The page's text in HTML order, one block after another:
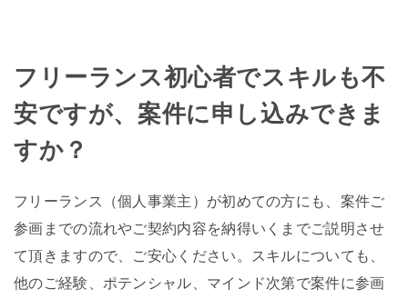
フリーランス初心者でスキルも不
安ですが、案件に申し込みできま
すか？
フリーランス（個人事業主）が初めての方にも、案件ご
参画までの流れやご契約内容を納得いくまでご説明させ
て頂きますので、ご安心ください。スキルについても、
他のご経験、ポテンシャル、マインド次第で案件に参画